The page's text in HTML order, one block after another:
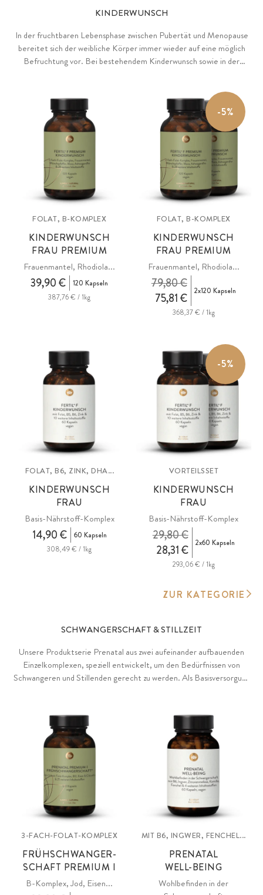
KINDERWUNSCH
In der fruchtbaren Lebensphase zwischen Pubertät und Menopause
bereitet sich der weibliche Körper immer wieder auf eine möglich
Befruchtung vor. Bei bestehendem Kinderwunsch sowie in der
FOLAT, B-KOMPLEX
KINDERWUNSCH
FRAU PREMIUM
Frauenmantel, Rhodiola...
39,90 €
120 Kapseln
387,76 € / 1kg
-5%
FOLAT, B-KOMPLEX
KINDERWUNSCH
FRAU PREMIUM
Frauenmantel, Rhodiola...
75,81 €
79,80 € 2x120 Kapseln
368,37 € / 1kg
FOLAT, B6, ZINK, DHA...
KINDERWUNSCH
FRAU
Basis-Nährstoff-Komplex
14,90 €
60 Kapseln
308,49 € / 1kg
-5%
VORTEILSSET
KINDERWUNSCH
FRAU
Basis-Nährstoff-Komplex
28,31 €
29,80 € 2x60 Kapseln
293,06 € / 1kg
ZUR KATEGORIE
SCHWANGERSCHAFT & STILLZEIT
Unsere Produktserie Prenatal aus zwei aufeinander aufbauenden
Einzelkomplexen, speziell entwickelt, um den Bedürfnissen von
Schwangeren und Stillenden gerecht zu werden. Als Basisversorgung
Christine Hoffmann, Gynäkologin und Ärztin für ganzheitliche
Hormontherapie, funktionelle Medizin & Umweltmedizin.
3-FACH-FOLAT-KOMPLEX
FRÜHSCHWANGER-
SCHAFT PREMIUM I
B-Komplex, Jod, Eisen...
MIT B6, INGWER, FENCHEL...
PRENATAL
WELL-BEING
Wohlbefinden in der